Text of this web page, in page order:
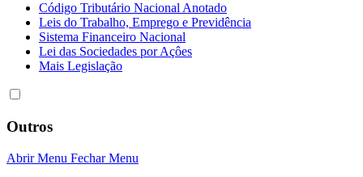
Código Tributário Nacional Anotado
Leis do Trabalho, Emprego e Previdência
Sistema Financeiro Nacional
Lei das Sociedades por Açôes
Mais Legislação
Outros
Abrir Menu Fechar Menu